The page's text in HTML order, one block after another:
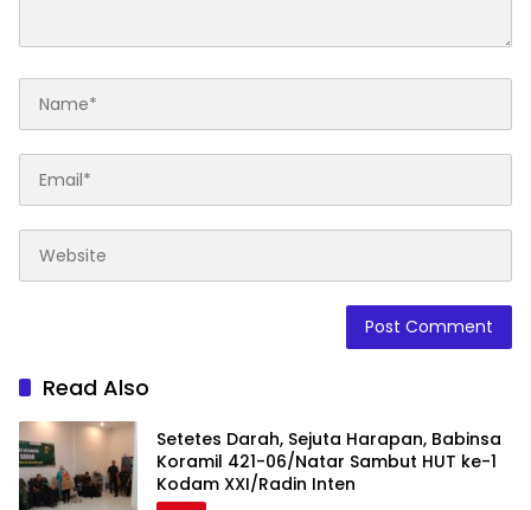
Read Also
Setetes Darah, Sejuta Harapan, Babinsa
Koramil 421-06/Natar Sambut HUT ke-1
Kodam XXI/Radin Inten